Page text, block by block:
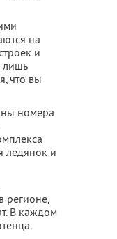
на
и
лишь
что вы
номера
ледянок и
регионе,
В каждом